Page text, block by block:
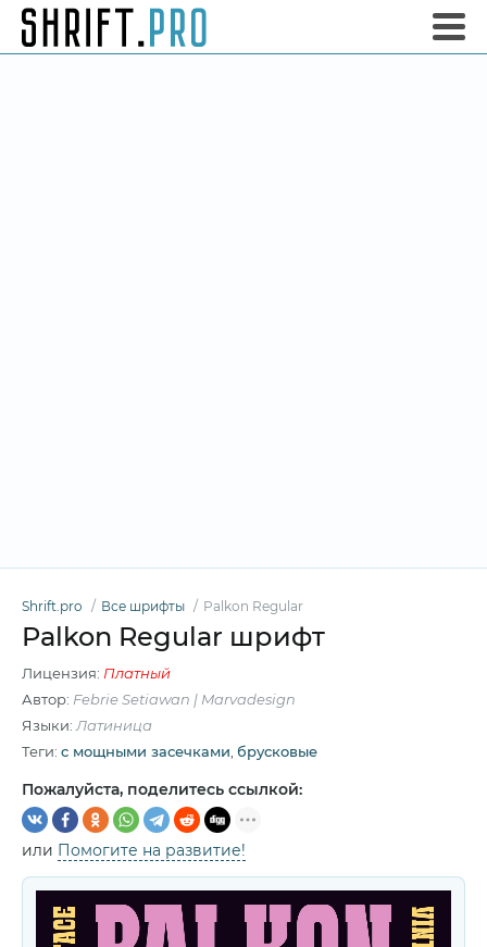
Shrift.pro Все шрифты Palkon Regular
Palkon Regular шрифт
Лицензия: Платный
Автор: Febrie Setiawan | Marvadesign
Языки: Латиница
Теги: c мощными засечками брусковые
Пожалуйста, поделитесь ссылкой:
или Помогите на развитие!